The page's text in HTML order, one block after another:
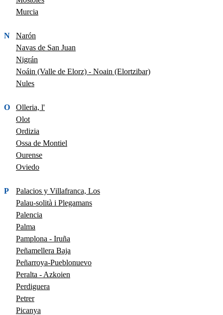
Murcia
N
Narón
Navas de San Juan
Nigrán
Noáin (Valle de Elorz) - Noain (Elortzibar)
Nules
O
Olleria, l'
Olot
Ordizia
Ossa de Montiel
Ourense
Oviedo
P
Palacios y Villafranca, Los
Palau-solità i Plegamans
Palencia
Palma
Pamplona - Iruña
Peñamellera Baja
Peñarroya-Pueblonuevo
Peralta - Azkoien
Perdiguera
Petrer
Picanya